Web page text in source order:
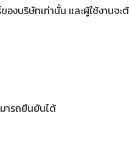
งบริษัทเท่านั้น และผู้ใช้งานจ
ารถยืนยันได้